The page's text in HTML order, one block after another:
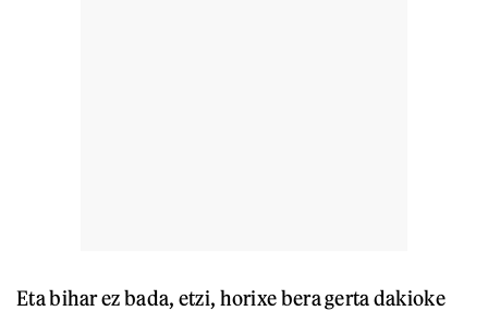
Eta bihar ez bada, etzi, horixe bera gerta dakioke